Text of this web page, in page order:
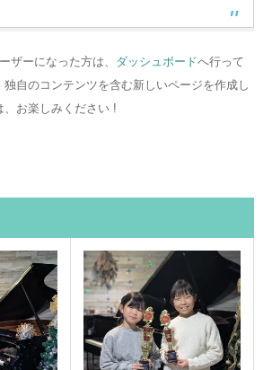
ザーになった方は、 ダッシュボードへ行って
自のコンテンツを含む新しいページを作成し
お楽しみください !